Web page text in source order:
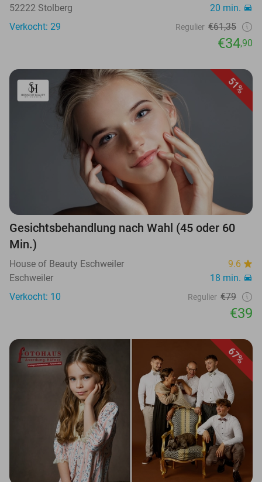
52222 Stolberg
20 min.
Verkocht: 29
Regulier €61,35
€34,90
51%
Gesichtsbehandlung nach Wahl (45 oder 60
Min.)
House of Beauty Eschweiler
9.6
Eschweiler
18 min.
Verkocht: 10
Regulier €79
€39
67%